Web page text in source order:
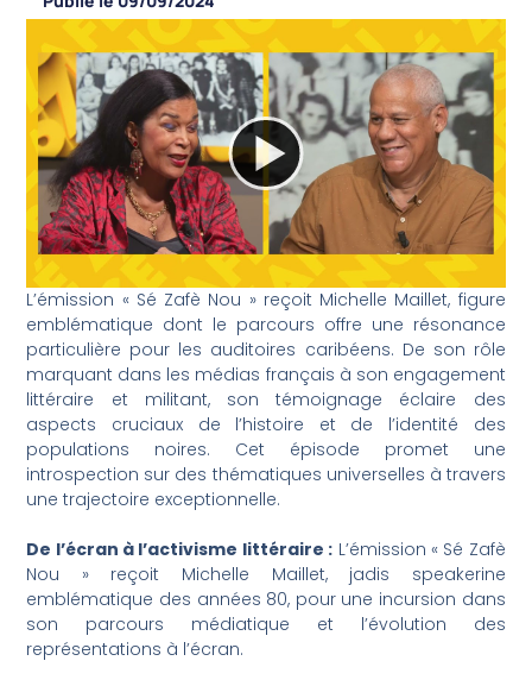
L’émission « Sé Zafè Nou » reçoit Michelle Maillet, figure
emblématique dont le parcours offre une résonance
particulière pour les auditoires caribéens. De son rôle
marquant dans les médias français à son engagement
littéraire et militant, son témoignage éclaire des
aspects cruciaux de l’histoire et de l’identité des
populations noires. Cet épisode promet une
introspection sur des thématiques universelles à travers
une trajectoire exceptionnelle.
De l’écran à l’activisme littéraire : L’émission « Sé Zafè
Nou » reçoit Michelle Maillet, jadis speakerine
emblématique des années 80, pour une incursion dans
son parcours médiatique et l’évolution des
représentations à l’écran.